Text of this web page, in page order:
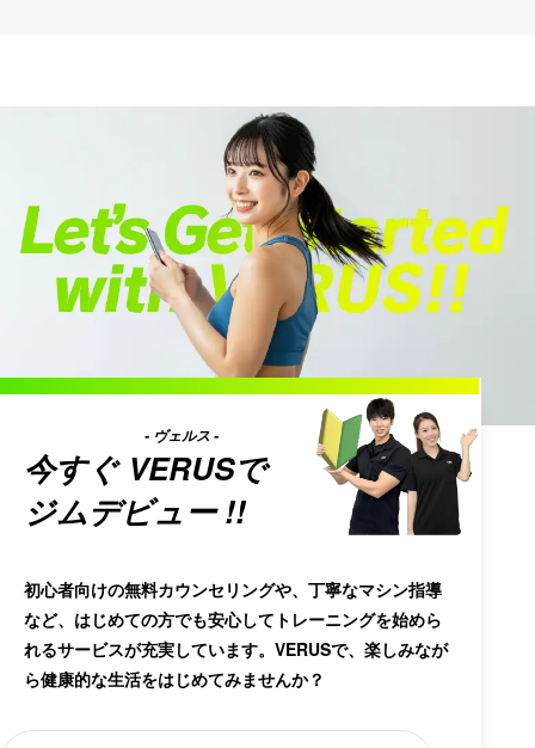
今すぐ VERUS
- ヴェルス -
で
ジムデビュー !!
初心者向けの無料カウンセリングや、丁寧なマシン指導
など、はじめての方でも安心してトレーニングを始めら
れるサービスが充実しています。VERUSで、楽しみなが
ら健康的な生活をはじめてみませんか？